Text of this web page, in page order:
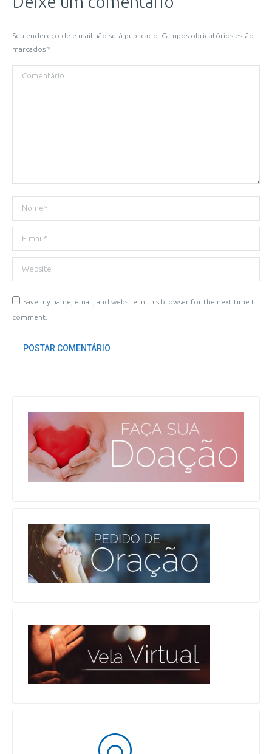
Seu endereço de e-mail não será publicado. Campos obrigatórios estão
marcados *
Comentário
Nome *
E-mail *
Website
Save my name, email, and website in this browser for the next time I
comment.
POSTAR COMENTÁRIO